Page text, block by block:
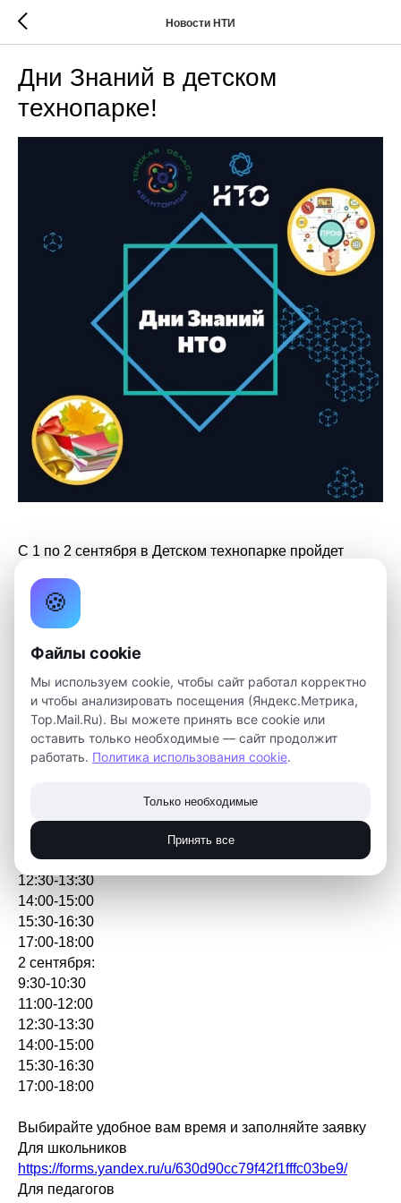
Новости НТИ
Дни Знаний в детском
технопарке!
С 1 по 2 сентября в Детском технопарке пройдет
Национальной технологической олимпиады!
Школьники (5-11 класс) узнают про все профили,
этапы и возможности НТО. Экскурсия по Кванториуму
покажет, какую подготовку выбирают победители НТО
и можно ли обычному школьнику прокачаться до
самого высокого уровня?
Выполняя различные задания, вы найдете
единомышленников, познакомитесь с новыми
участие в НТО именно вам.
1 сентября:
12:30-13:30
14:00-15:00
15:30-16:30
17:00-18:00
2 сентября:
9:30-10:30
11:00-12:00
12:30-13:30
14:00-15:00
15:30-16:30
17:00-18:00
Выбирайте удобное вам время и заполняйте заявку
Для школьников
https://forms.yandex.ru/u/630d90cc79f42f1fffc03be9/
Для педагогов
🍪
Файлы cookie
Мы используем cookie, чтобы сайт работал корректно
и чтобы анализировать посещения (Яндекс.Метрика,
Top.Mail.Ru). Вы можете принять все cookie или
оставить только необходимые — сайт продолжит
работать. Политика использования cookie.
Только необходимые
Принять все